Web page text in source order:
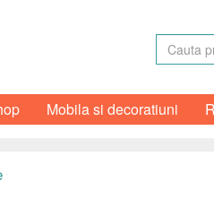
Mobila si decoratiuni